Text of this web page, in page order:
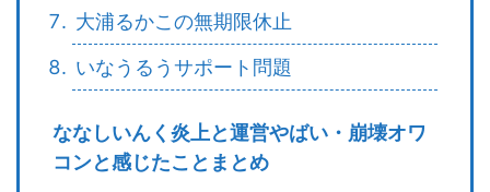
大浦るかこの無期限休止
いなうるうサポート問題
ななしいんく炎上と運営やばい・崩壊オワ
コンと感じたことまとめ